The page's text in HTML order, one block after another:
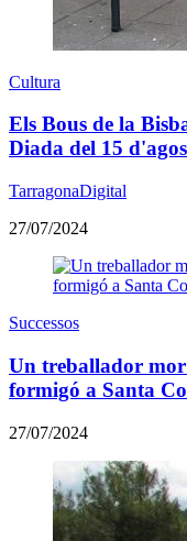
Cultura
Els Bous de la
Diada del 15
TarragonaDigital
27/07/2024
Successos
Un treballador
formigó a Santa
27/07/2024